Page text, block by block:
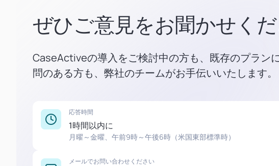
ぜひご意見をお聞かせく
CaseActiveの導入をご検討中の方も、既存のプラン
問のある方も、弊社のチームがお手伝いいたします。
応答時間
1時間以内に
月曜～金曜、午前9時～午後6時（米国東部標準時）
メールでお問い合わせください